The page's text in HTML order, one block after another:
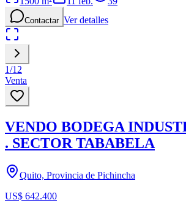
Contactar Ver detalles
1/12
Venta
VENDO BODEGA
. SECTOR TABABELA
Quito, Provincia de Pichincha
US$ 642.400